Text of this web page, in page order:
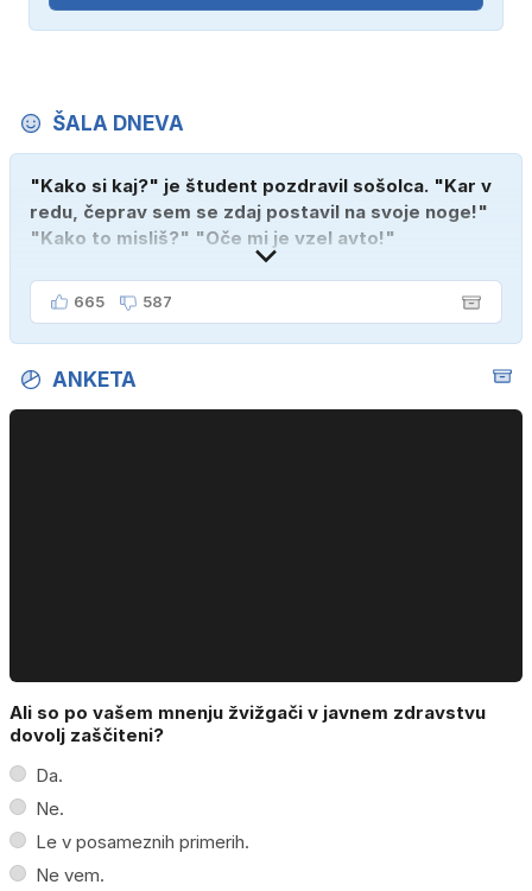
ŠALA DNEVA
"Kako si kaj?" je študent pozdravil sošolca. "Kar v
redu, čeprav sem se zdaj postavil na svoje noge!"
"Kako to misliš?" "Oče mi je vzel avto!"
665 587
ANKETA
Ali so po vašem mnenju žvižgači v javnem zdravstvu
dovolj zaščiteni?
Da.
Ne.
Le v posameznih primerih.
Ne vem.